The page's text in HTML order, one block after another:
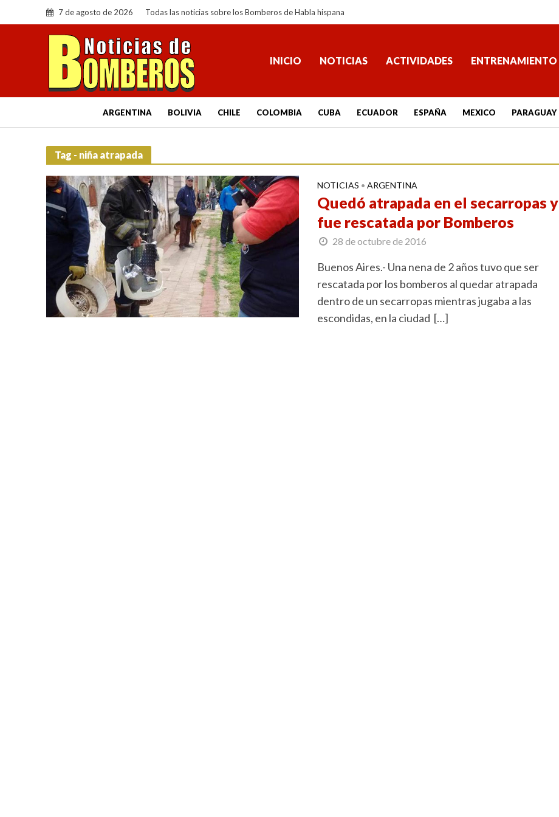
7 de agosto de 2026 Todas las noticias sobre los Bomberos de Habla hispana
INICIO NOTICIAS ACTIVIDADES ENTRENAMIENTO
ARGENTINA BOLIVIA CHILE COLOMBIA CUBA ECUADOR ESPAÑA MEXICO PARAGUAY
Tag - niña atrapada
NOTICIAS • ARGENTINA
Quedó atrapada en el secarropas y
fue rescatada por Bomberos
28 de octubre de 2016
Buenos Aires.- Una nena de 2 años tuvo que ser
rescatada por los bomberos al quedar atrapada
dentro de un secarropas mientras jugaba a las
escondidas, en la ciudad […]